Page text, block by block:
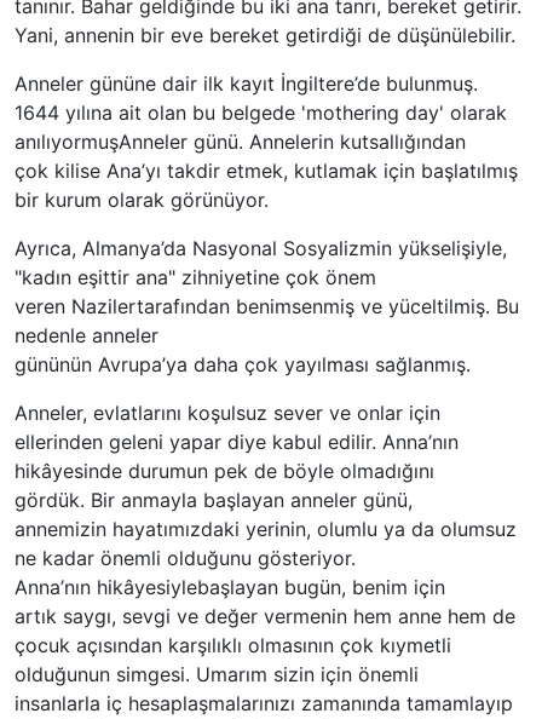
tanınır. Bahar geldiğinde bu iki ana tanrı, bereket getirir.
Yani, annenin bir eve bereket getirdiği de düşünülebilir.
Anneler gününe dair ilk kayıt İngiltere’de bulunmuş.
1644 yılına ait olan bu belgede 'mothering day' olarak
anılıyormuşAnneler günü. Annelerin kutsallığından
çok kilise Ana’yı takdir etmek, kutlamak için başlatılmış
bir kurum olarak görünüyor.
Ayrıca, Almanya’da Nasyonal Sosyalizmin yükselişiyle,
"kadın eşittir ana" zihniyetine çok önem
veren Nazilertarafından benimsenmiş ve yüceltilmiş. Bu
nedenle anneler
gününün Avrupa’ya daha çok yayılması sağlanmış.
Anneler, evlatlarını koşulsuz sever ve onlar için
ellerinden geleni yapar diye kabul edilir. Anna’nın
hikâyesinde durumun pek de böyle olmadığını
gördük. Bir anmayla başlayan anneler günü,
annemizin hayatımızdaki yerinin, olumlu ya da olumsuz
ne kadar önemli olduğunu gösteriyor.
Anna’nın hikâyesiylebaşlayan bugün, benim için
artık saygı, sevgi ve değer vermenin hem anne hem de
çocuk açısından karşılıklı olmasının çok kıymetli
olduğunun simgesi. Umarım sizin için önemli
insanlarla iç hesaplaşmalarınızı zamanında tamamlayıp